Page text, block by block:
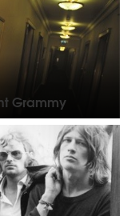
Grammy